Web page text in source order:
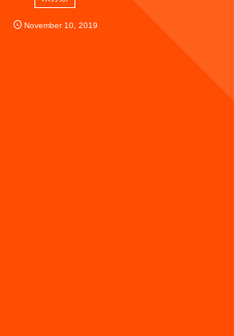
November 10,2019